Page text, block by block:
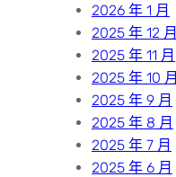
2026 年 1 月
2025 年 12 月
2025 年 11 月
2025 年 10 月
2025 年 9 月
2025 年 8 月
2025 年 7 月
2025 年 6 月